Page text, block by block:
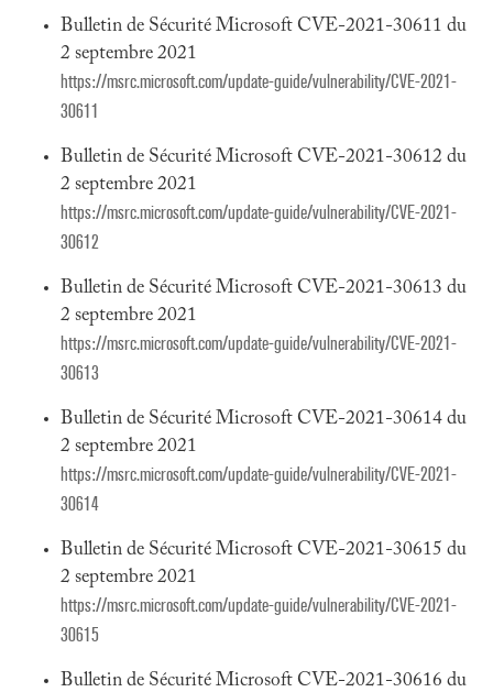
Bulletin de Sécurité Microsoft CVE-2021-30611 du
2 septembre 2021
https://msrc.microsoft.com/update-guide/vulnerability/CVE-2021-
30611
Bulletin de Sécurité Microsoft CVE-2021-30612 du
2 septembre 2021
https://msrc.microsoft.com/update-guide/vulnerability/CVE-2021-
30612
Bulletin de Sécurité Microsoft CVE-2021-30613 du
2 septembre 2021
https://msrc.microsoft.com/update-guide/vulnerability/CVE-2021-
30613
Bulletin de Sécurité Microsoft CVE-2021-30614 du
2 septembre 2021
https://msrc.microsoft.com/update-guide/vulnerability/CVE-2021-
30614
Bulletin de Sécurité Microsoft CVE-2021-30615 du
2 septembre 2021
https://msrc.microsoft.com/update-guide/vulnerability/CVE-2021-
30615
Bulletin de Sécurité Microsoft CVE-2021-30616 du